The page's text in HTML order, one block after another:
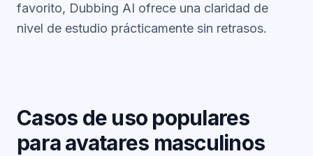
favorito, Dubbing AI ofrece una claridad de
nivel de estudio prácticamente sin retrasos.
Casos de uso populares
para avatares masculinos